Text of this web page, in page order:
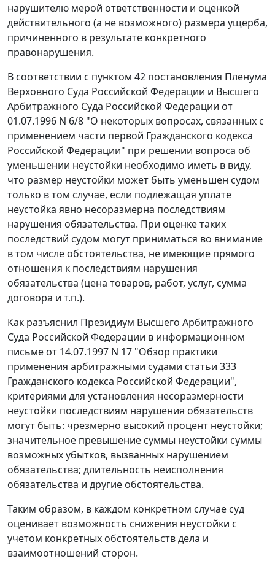
нарушителю мерой ответственности и оценкой
действительного (а не возможного) размера ущерба,
причиненного в результате конкретного
правонарушения.
В соответствии с пунктом 42 постановления Пленума
Верховного Суда Российской Федерации и Высшего
Арбитражного Суда Российской Федерации от
01.07.1996 N 6/8 "О некоторых вопросах, связанных с
применением части первой Гражданского кодекса
Российской Федерации" при решении вопроса об
уменьшении неустойки необходимо иметь в виду,
что размер неустойки может быть уменьшен судом
только в том случае, если подлежащая уплате
неустойка явно несоразмерна последствиям
нарушения обязательства. При оценке таких
последствий судом могут приниматься во внимание
в том числе обстоятельства, не имеющие прямого
отношения к последствиям нарушения
обязательства (цена товаров, работ, услуг, сумма
договора и т.п.).
Как разъяснил Президиум Высшего Арбитражного
Суда Российской Федерации в информационном
письме от 14.07.1997 N 17 "Обзор практики
применения арбитражными судами статьи 333
Гражданского кодекса Российской Федерации",
критериями для установления несоразмерности
неустойки последствиям нарушения обязательств
могут быть: чрезмерно высокий процент неустойки;
значительное превышение суммы неустойки суммы
возможных убытков, вызванных нарушением
обязательства; длительность неисполнения
обязательства и другие обстоятельства.
Таким образом, в каждом конкретном случае суд
оценивает возможность снижения неустойки с
учетом конкретных обстоятельств дела и
взаимоотношений сторон.